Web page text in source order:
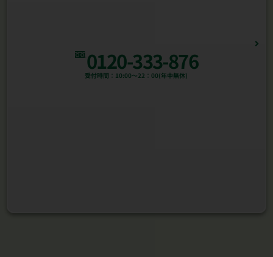
0120-333-876
受付時間：10:00～22：00(年中無休)